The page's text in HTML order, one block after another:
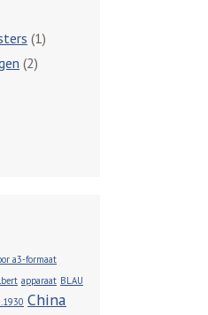
(1)
(2)
a3-formaat
apparaat BLAU
China